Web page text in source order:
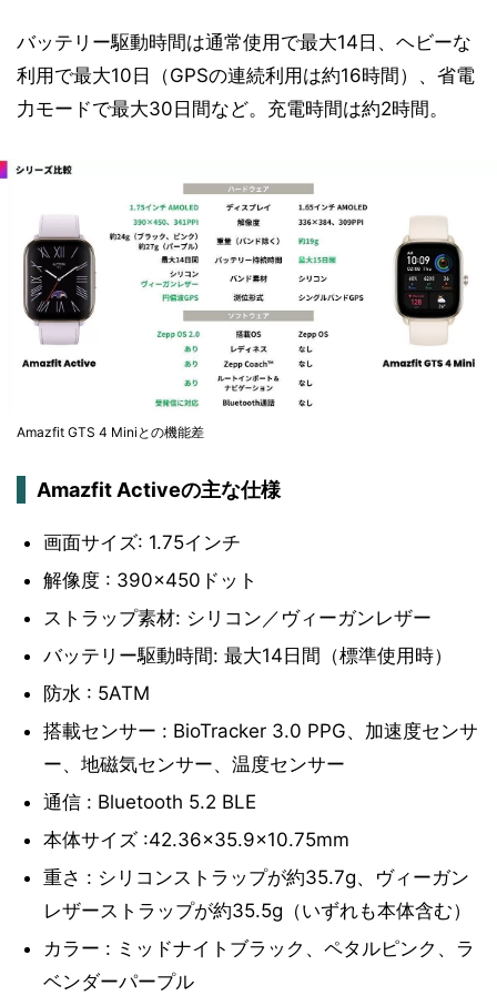
バッテリー駆動時間は通常使用で最大14日、ヘビーな
利用で最大10日（GPSの連続利用は約16時間）、省電
力モードで最大30日間など。充電時間は約2時間。
Amazfit GTS 4 Miniとの機能差
Amazfit Activeの主な仕様
画面サイズ: 1.75インチ
解像度 : 390×450ドット
ストラップ素材: シリコン／ヴィーガンレザー
バッテリー駆動時間: 最大14日間（標準使用時）
防水 : 5ATM
搭載センサー : BioTracker 3.0 PPG、加速度センサ
ー、地磁気センサー、温度センサー
通信 : Bluetooth 5.2 BLE
本体サイズ :42.36×35.9×10.75mm
重さ : シリコンストラップが約35.7g、ヴィーガン
レザーストラップが約35.5g（いずれも本体含む）
カラー : ミッドナイトブラック、ペタルピンク、ラ
ベンダーパープル